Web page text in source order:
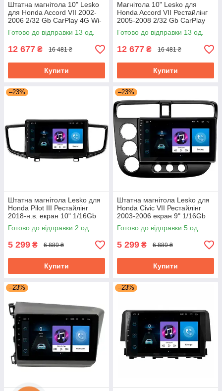
Штатна магнітола 10" Lesko
для Honda Accord VII 2002-
2006 2/32 Gb CarPlay 4G Wi-
Fi GPS Prime Хонда Аккорд
Готово до відправки 13 од.
12 677 ₴ 16 481 ₴
Купити
Магнітола 10" Lesko для
Honda Accord VII Рестайлінг
2005-2008 2/32 Gb CarPlay
4G Wi-Fi GPS Prime Хонда
Акорд
Готово до відправки 13 од.
12 677 ₴ 16 481 ₴
Купити
–23%
Штатна магнітола Lesko для
Honda Pilot III Рестайлінг
2018-н.в. екран 10" 1/16Gb
Wi-Fi GPS Base Хонда Пілот
Готово до відправки 2 од.
5 299 ₴ 6 889 ₴
Купити
–23%
Штатна магнітола Lesko для
Honda Civic VII Рестайлінг
2003-2006 екран 9" 1/16Gb
Wi-Fi GPS Base Хонда Цивік
Готово до відправки 5 од.
5 299 ₴ 6 889 ₴
Купити
–23% –23%